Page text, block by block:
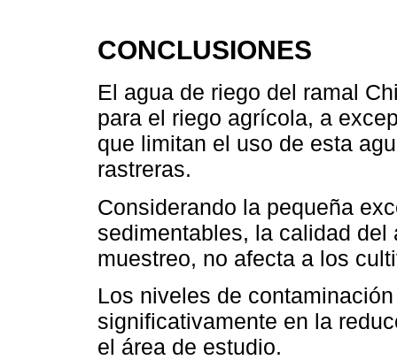
CONCLUSIONES
El agua de riego del ramal
para el riego agrícola, a
que limitan el uso de esta
rastreras.
Considerando la pequeña
sedimentables, la calidad
muestreo, no afecta a los
Los niveles de
significativamente en la
el área de estudio.